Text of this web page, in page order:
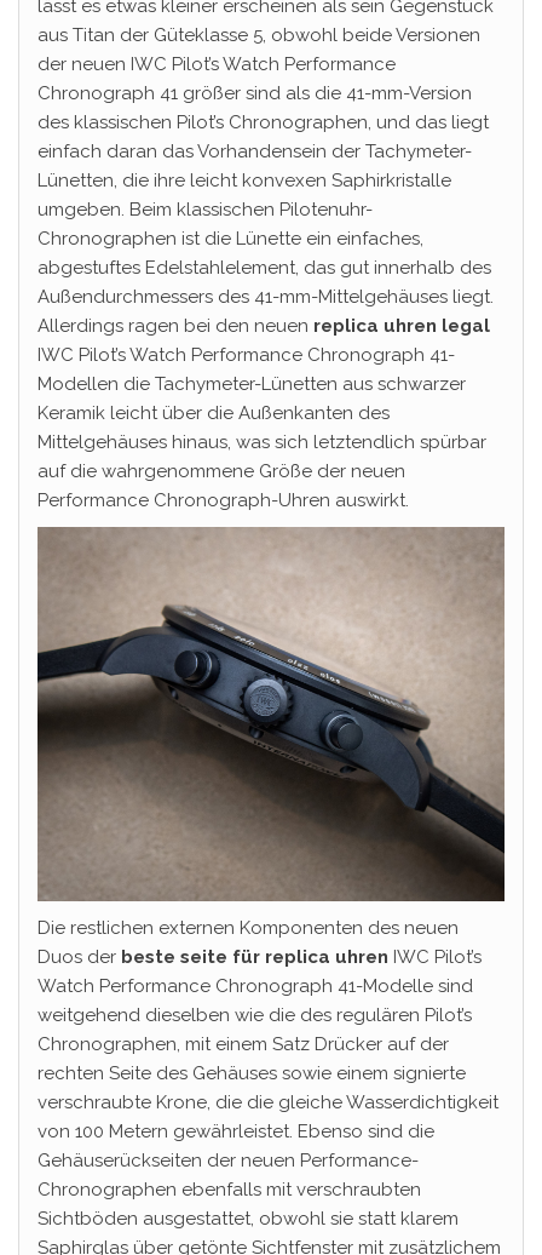
lässt es etwas kleiner erscheinen als sein Gegenstück
aus Titan der Güteklasse 5, obwohl beide Versionen
der neuen IWC Pilot’s Watch Performance
Chronograph 41 größer sind als die 41-mm-Version
des klassischen Pilot’s Chronographen, und das liegt
einfach daran das Vorhandensein der Tachymeter-
Lünetten, die ihre leicht konvexen Saphirkristalle
umgeben. Beim klassischen Pilotenuhr-
Chronographen ist die Lünette ein einfaches,
abgestuftes Edelstahlelement, das gut innerhalb des
Außendurchmessers des 41-mm-Mittelgehäuses liegt.
Allerdings ragen bei den neuen replica uhren legal
IWC Pilot’s Watch Performance Chronograph 41-
Modellen die Tachymeter-Lünetten aus schwarzer
Keramik leicht über die Außenkanten des
Mittelgehäuses hinaus, was sich letztendlich spürbar
auf die wahrgenommene Größe der neuen
Performance Chronograph-Uhren auswirkt.
Die restlichen externen Komponenten des neuen
Duos der beste seite für replica uhren IWC Pilot’s
Watch Performance Chronograph 41-Modelle sind
weitgehend dieselben wie die des regulären Pilot’s
Chronographen, mit einem Satz Drücker auf der
rechten Seite des Gehäuses sowie einem signierte
verschraubte Krone, die die gleiche Wasserdichtigkeit
von 100 Metern gewährleistet. Ebenso sind die
Gehäuserückseiten der neuen Performance-
Chronographen ebenfalls mit verschraubten
Sichtböden ausgestattet, obwohl sie statt klarem
Saphirglas über getönte Sichtfenster mit zusätzlichem